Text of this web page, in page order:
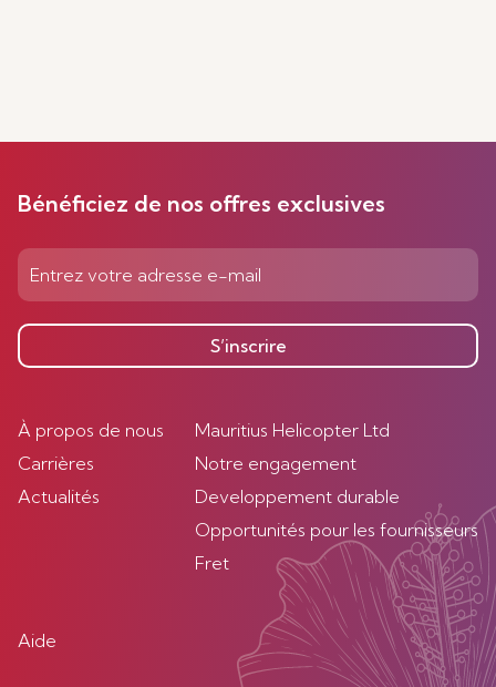
Bénéficiez de nos offres exclusives
S’inscrire
À propos de nous
Carrières
Actualités
Mauritius Helicopter Ltd
Notre engagement
Developpement durable
Opportunités pour les fournisseurs
Fret
Aide